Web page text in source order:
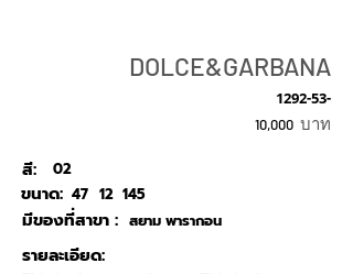
DOLCE&GARBANA
1292-53-
10,000 บาท
สี:
02
47
ขนาด: 12 145
สยาม พารากอน
มีของที่สาขา :
รายละเอียด: